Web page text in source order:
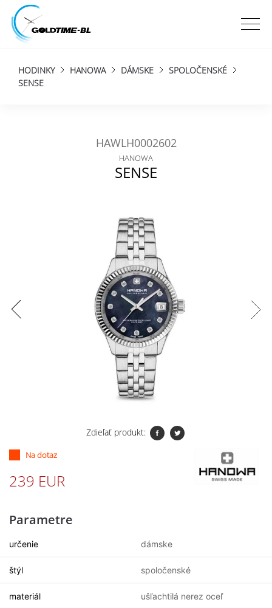
HODINKY HANOWA DÁMSKE
SPOLOČENSKÉ
SENSE
HAWLH0002602
HANOWA
SENSE
Zdieľať produkt:
Na dotaz
239 EUR
Parametre
určenie dámske
štýl spoločenské
materiál ušľachtilá nerez oceľ